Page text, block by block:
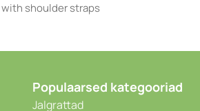
with shoulder straps
Populaarsed kategooriad
Jalgrattad